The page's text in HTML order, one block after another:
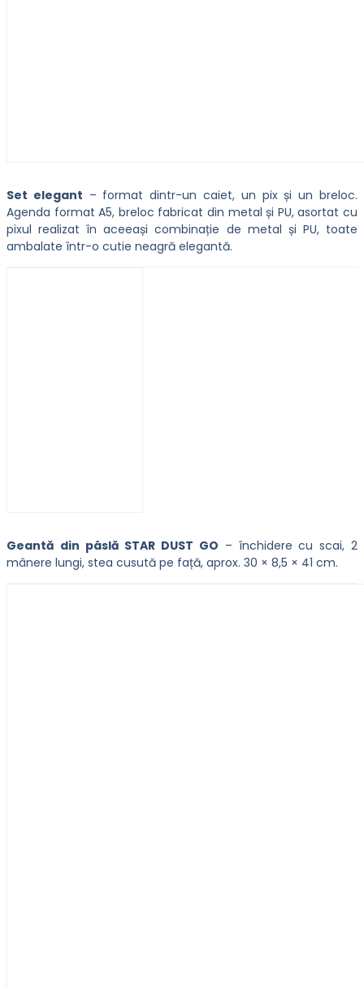
Set elegant – format dintr-un caiet, un pix și un breloc.
Agenda format A5, breloc fabricat din metal și PU, asortat cu
pixul realizat în aceeași combinație de metal și PU, toate
ambalate într-o cutie neagră elegantă.
Geantă din pâslă STAR DUST GO – închidere cu scai, 2
mânere lungi, stea cusută pe față, aprox. 30 × 8,5 × 41 cm.